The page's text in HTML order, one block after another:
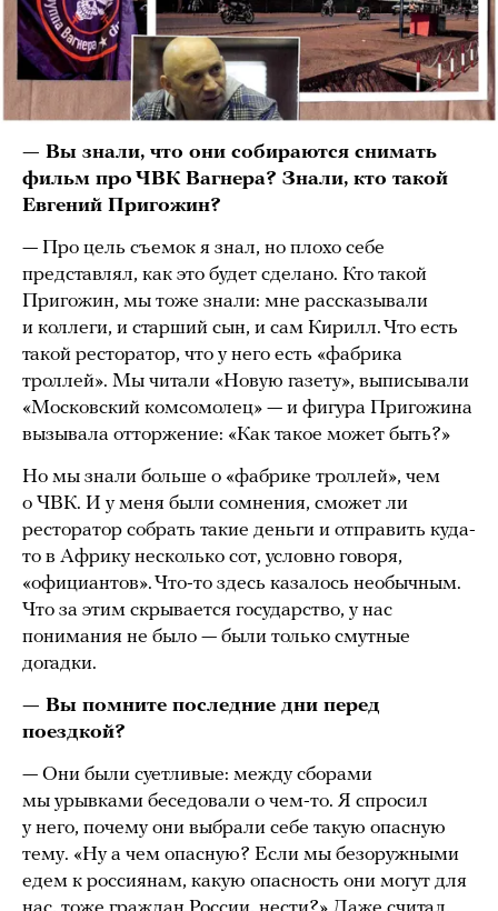
— Вы знали, что они собираются снимать
фильм про ЧВК Вагнера? Знали, кто такой
Евгений Пригожин?
— Про цель съемок я знал, но плохо себе
представлял, как это будет сделано. Кто такой
Пригожин, мы тоже знали: мне рассказывали
и коллеги, и старший сын, и сам Кирилл. Что есть
такой ресторатор, что у него есть «фабрика
троллей». Мы читали «Новую газету», выписывали
«Московский комсомолец» — и фигура Пригожина
вызывала отторжение: «Как такое может быть?»
Но мы знали больше о «фабрике троллей», чем
о ЧВК. И у меня были сомнения, сможет ли
ресторатор собрать такие деньги и отправить куда-
то в Африку несколько сот, условно говоря,
«официантов». Что-то здесь казалось необычным.
Что за этим скрывается государство, у нас
понимания не было — были только смутные
догадки.
— Вы помните последние дни перед
поездкой?
— Они были суетливые: между сборами
мы урывками беседовали о чем-то. Я спросил
у него, почему они выбрали себе такую опасную
тему. «Ну а чем опасную? Если мы безоружными
едем к россиянам, какую опасность они могут для